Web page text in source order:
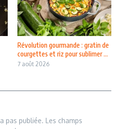
Révolution gourmande : gratin de
courgettes et riz pour sublimer ...
7 août 2026
pas publiée. Les champs